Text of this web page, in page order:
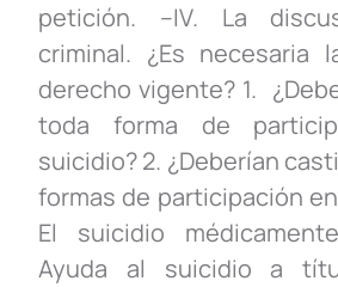
petición. –IV. La
criminal. ¿Es necesaria
derecho vigente? 1.
toda forma de
suicidio? 2. ¿Deberían
formas de participación
El suicidio
Ayuda al suicidio a